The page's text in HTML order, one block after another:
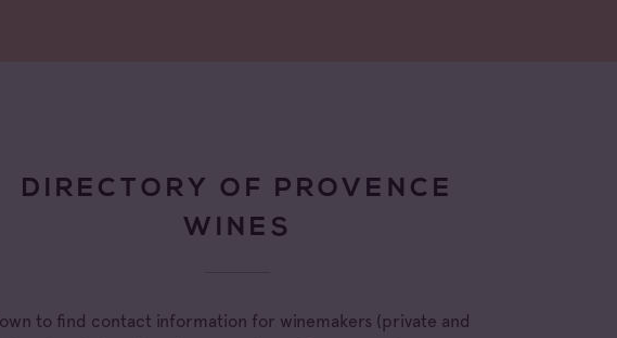
DIRECTORY OF PROVENCE
WINES
to find contact information for winemakers (private and